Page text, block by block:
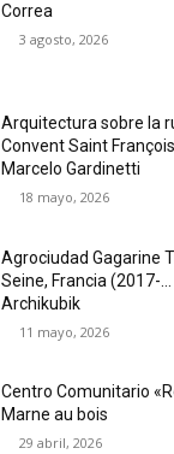
Correa
3 agosto, 2026
Arquitectura sobre la
Convent Saint
Marcelo Gardinetti
18 mayo, 2026
Agrociudad Gagarine
Seine, Francia (2017-…
Archikubik
11 mayo, 2026
Centro Comunitario
Marne au bois
29 abril, 2026